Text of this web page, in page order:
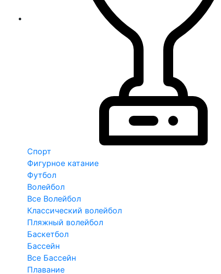
Спорт
Фигурное катание
Футбол
Волейбол
Все Волейбол
Классический волейбол
Пляжный волейбол
Баскетбол
Бассейн
Все Бассейн
Плавание